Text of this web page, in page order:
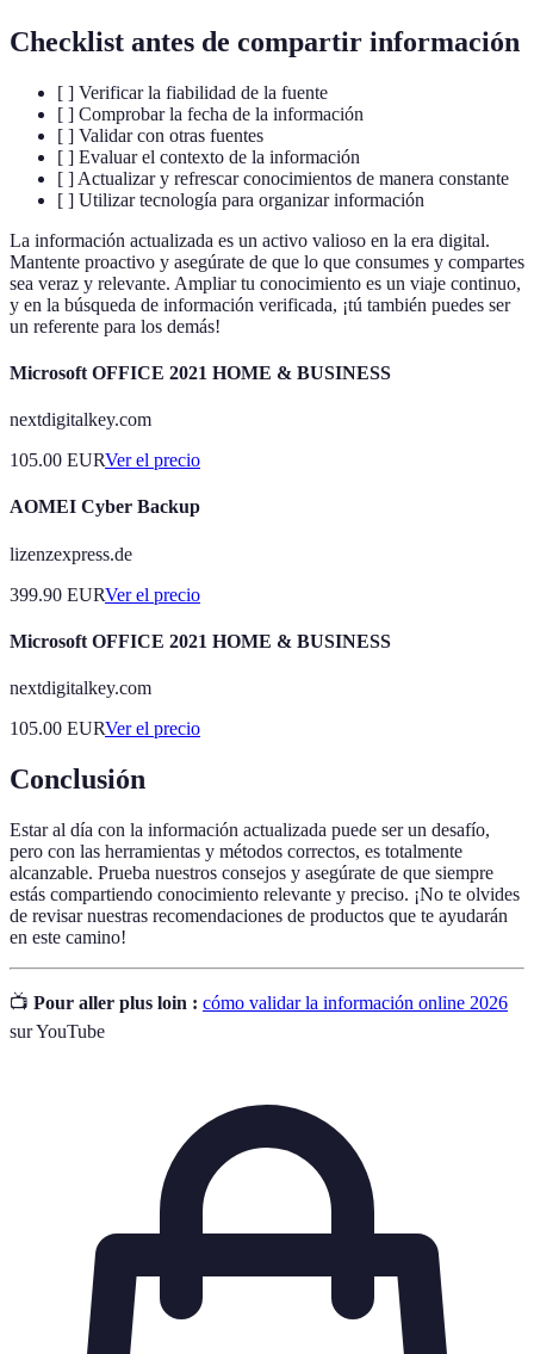
Checklist antes de compartir información
[ ] Verificar la fiabilidad de la fuente
[ ] Comprobar la fecha de la información
[ ] Validar con otras fuentes
[ ] Evaluar el contexto de la información
[ ] Actualizar y refrescar conocimientos de manera constante
[ ] Utilizar tecnología para organizar información
La información actualizada es un activo valioso en la era digital.
Mantente proactivo y asegúrate de que lo que consumes y compartes
sea veraz y relevante. Ampliar tu conocimiento es un viaje continuo,
y en la búsqueda de información verificada, ¡tú también puedes ser
un referente para los demás!
Microsoft OFFICE 2021 HOME & BUSINESS
nextdigitalkey.com
105.00 EURVer el precio
AOMEI Cyber Backup
lizenzexpress.de
399.90 EURVer el precio
Microsoft OFFICE 2021 HOME & BUSINESS
nextdigitalkey.com
105.00 EURVer el precio
Conclusión
Estar al día con la información actualizada puede ser un desafío,
pero con las herramientas y métodos correctos, es totalmente
alcanzable. Prueba nuestros consejos y asegúrate de que siempre
estás compartiendo conocimiento relevante y preciso. ¡No te olvides
de revisar nuestras recomendaciones de productos que te ayudarán
en este camino!
📺 Pour aller plus loin : cómo validar la información online 2026
sur YouTube